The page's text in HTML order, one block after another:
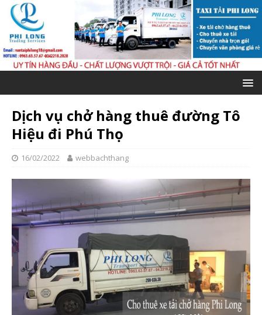
Dịch vụ chở hàng thuê đường Tô
Hiệu đi Phú Thọ
16/02/2022 webbachthang